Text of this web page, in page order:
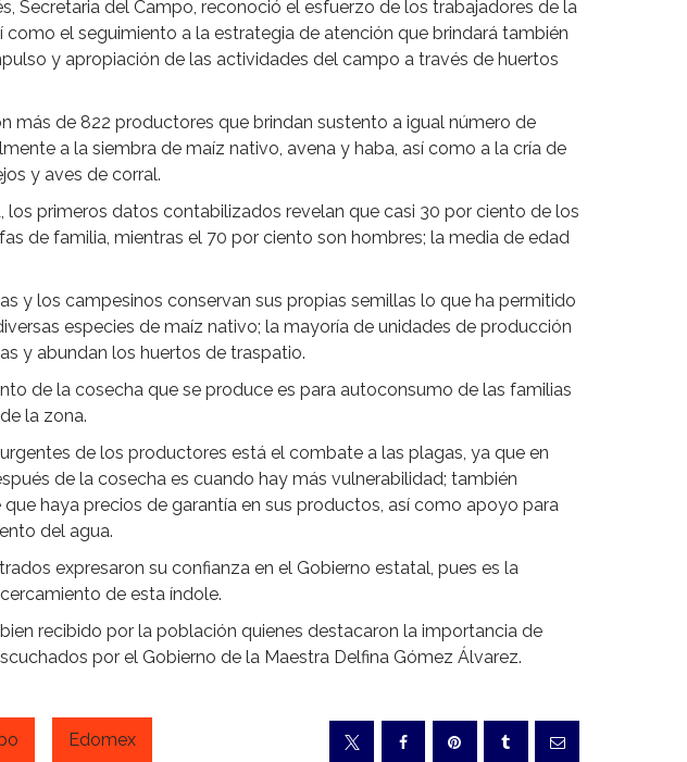
Secretaria del Campo, reconoció el esfuerzo de los trabajadores de la
como el seguimiento a la estrategia de atención que brindará también
y apropiación de las actividades del campo a través de huertos
más de 822 productores que brindan sustento a igual número de
a la siembra de maíz nativo, avena y haba, así como a la cría de
y aves de corral.
los primeros datos contabilizados revelan que casi 30 por ciento de los
de familia, mientras el 70 por ciento son hombres; la media de edad
y los campesinos conservan sus propias semillas lo que ha permitido
especies de maíz nativo; la mayoría de unidades de producción
y abundan los huertos de traspatio.
de la cosecha que se produce es para autoconsumo de las familias
la zona.
de los productores está el combate a las plagas, ya que en
de la cosecha es cuando hay más vulnerabilidad; también
haya precios de garantía en sus productos, así como apoyo para
del agua.
expresaron su confianza en el Gobierno estatal, pues es la
de esta índole.
recibido por la población quienes destacaron la importancia de
por el Gobierno de la Maestra Delfina Gómez Álvarez.
Edomex